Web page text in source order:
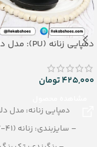
دمپایی زنانه (PU): مدل دلربا
425,000تومان
دمپایی زنانه: مدل
– سایزبندی: زنانه (41-37)